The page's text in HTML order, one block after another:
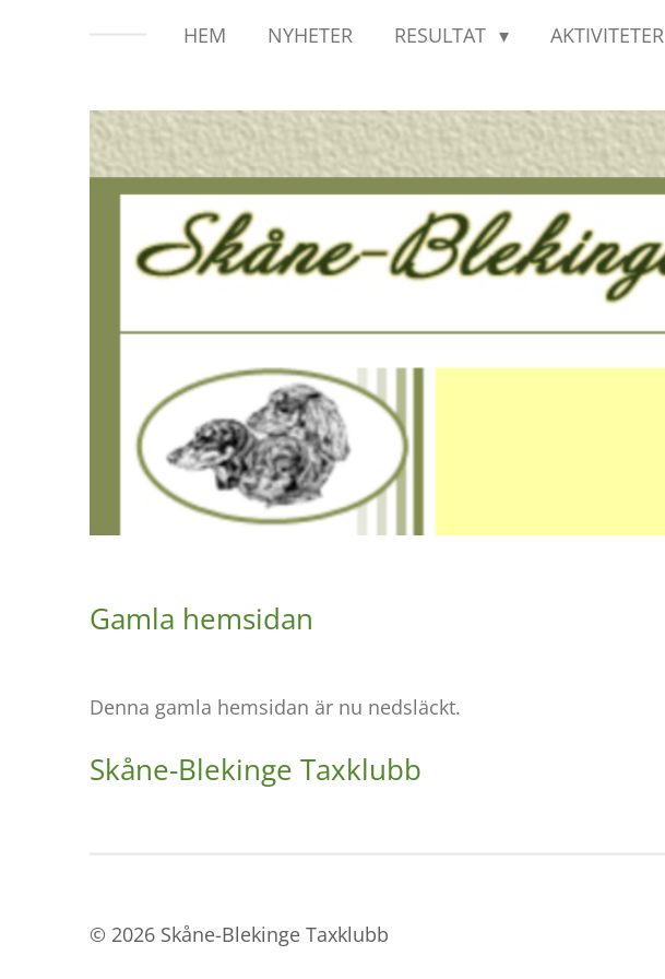
HEM NYHETER RESULTAT AKTIVITETER
Gamla hemsidan
Denna gamla hemsidan är nu nedsläckt.
Skåne-Blekinge Taxklubb
© 2026 Skåne-Blekinge Taxklubb